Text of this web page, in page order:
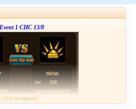
Event 1 CHC 13/8
Click to expand...